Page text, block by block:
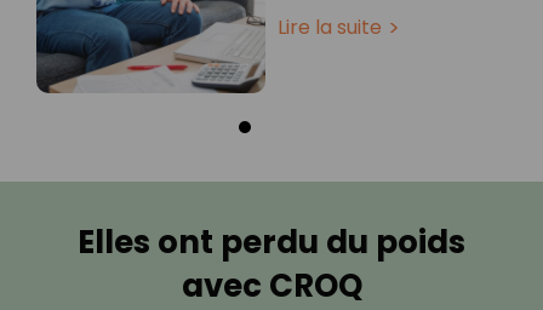
Lire la suite
Elles ont perdu du poids
avec CROQ